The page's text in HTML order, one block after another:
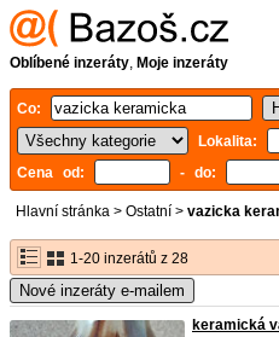
Oblíbené inzeráty, Moje inzeráty
Co:
Lokalita:
Cena od:
- do:
Hlavní stránka > Ostatní > vazicka
1-20 inzerátů z 28
Nové inzeráty e-mailem
keramická